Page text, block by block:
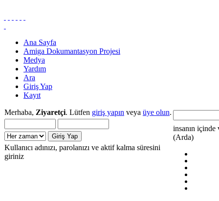
Ana Sayfa
Amiga Dokumantasyon Projesi
Medya
Yardım
Ara
Giriş Yap
Kayıt
Merhaba, Ziyaretçi. Lütfen giriş yapın veya üye olun.
Kullanıcı adınızı, parolanızı ve aktif kalma süresini
giriniz
insanın içinde
(Arda)